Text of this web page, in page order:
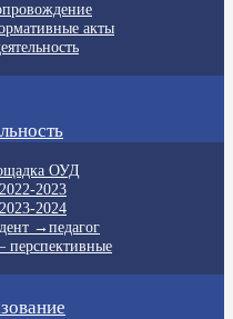
акты
ОУД
2023
2024
→педагог